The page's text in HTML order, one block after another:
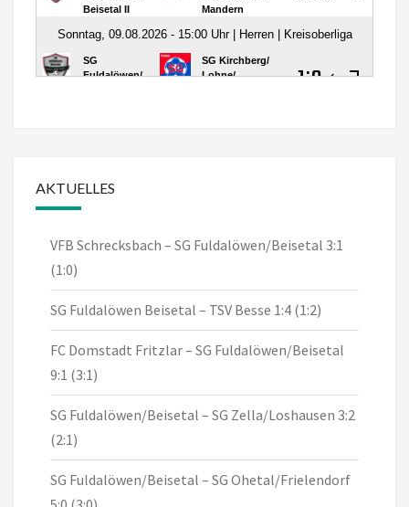
AKTUELLES
VFB Schrecksbach – SG Fuldalöwen/Beisetal 3:1
(1:0)
SG Fuldalöwen Beisetal – TSV Besse 1:4 (1:2)
FC Domstadt Fritzlar – SG Fuldalöwen/Beisetal
9:1 (3:1)
SG Fuldalöwen/Beisetal – SG Zella/Loshausen 3:2
(2:1)
SG Fuldalöwen/Beisetal – SG Ohetal/Frielendorf